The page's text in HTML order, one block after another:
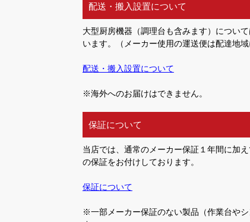
配送・搬入設置について
大型厨房機器（調理台も含みます）につい
います。（メーカー使用の運送便は配達地域
配送・搬入設置について
※海外へのお届けはできません。
保証について
当店では、通常のメーカー保証１年間に加
の保証をお付けしております。
保証について
※一部メーカー保証のない製品（作業台や